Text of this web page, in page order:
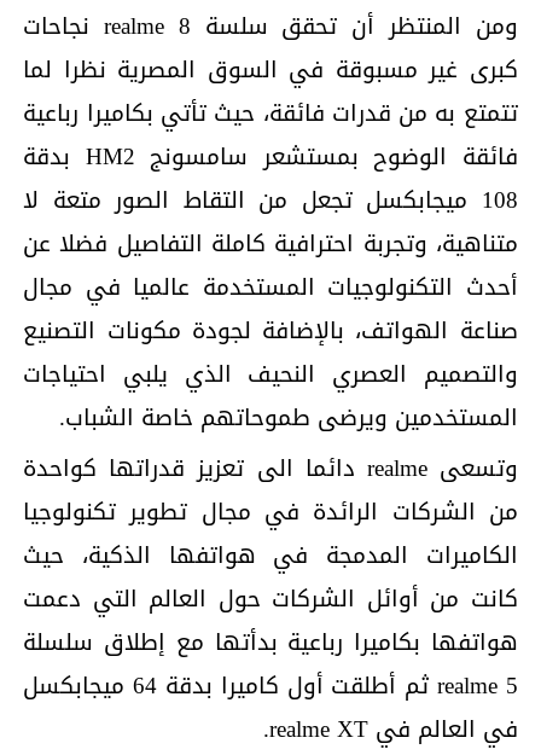
ومن المنتظر أن تحقق سلسة realme 8 نجاحات
كبرى غير مسبوقة في السوق المصرية نظرا لما
تتمتع به من قدرات فائقة، حيث تأتي بكاميرا رباعية
فائقة الوضوح بمستشعر سامسونج HM2 بدقة
108 ميجابكسل تجعل من التقاط الصور متعة لا
متناهية، وتجربة احترافية كاملة التفاصيل فضلا عن
أحدث التكنولوجيات المستخدمة عالميا في مجال
صناعة الهواتف، بالإضافة لجودة مكونات التصنيع
والتصميم العصري النحيف الذي يلبي احتياجات
المستخدمين ويرضى طموحاتهم خاصة الشباب.
وتسعى realme دائما الى تعزيز قدراتها كواحدة
من الشركات الرائدة في مجال تطوير تكنولوجيا
الكاميرات المدمجة في هواتفها الذكية، حيث
كانت من أوائل الشركات حول العالم التي دعمت
هواتفها بكاميرا رباعية بدأتها مع إطلاق سلسلة
realme 5 ثم أطلقت أول كاميرا بدقة 64 ميجابكسل
في العالم في realme XT.